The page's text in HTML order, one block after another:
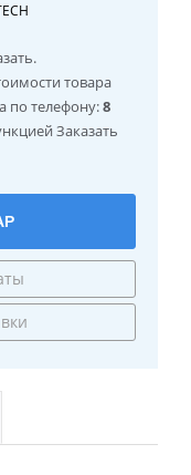
товара
по телефону:8
Заказать